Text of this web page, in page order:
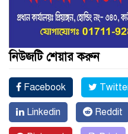
নিউজটি শেয়ার করুন
Facebook
Linkedin Reddit